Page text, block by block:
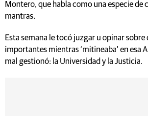
Montero, que habla como una especie de
mantras.
Esta semana le tocó juzgar u opinar
importantes mientras ‘mitineaba’ en esa
mal gestionó: la Universidad y la Justicia.